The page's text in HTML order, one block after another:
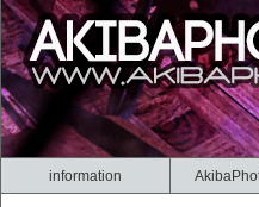
information